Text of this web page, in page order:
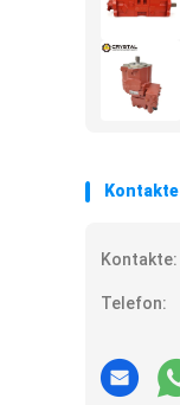
Kontakte
Kontakte:
Telefon: